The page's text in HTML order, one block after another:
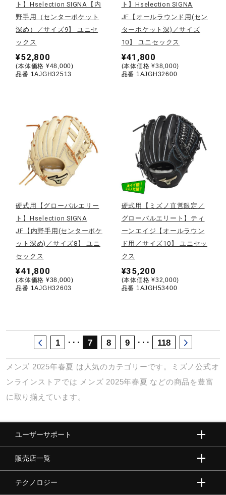
その他
取扱店一覧
ト】Hselection SIGNA【内
野手用（センターポケット
深め）／サイズ9】 ユニセ
ックス
¥52,800
(本体価格 ¥48,000)
品番 1AJGH32513
ト】Hselection SIGNA
JF【オールラウンド用(セン
ターポケット深)／サイズ
10】 ユニセックス
¥41,800
(本体価格 ¥38,000)
品番 1AJGH32600
硬式用【グローバルエリー
ト】Hselection SIGNA
JF【内野手用(センターポケ
ット深め)／サイズ8】 ユニ
セックス
¥41,800
(本体価格 ¥38,000)
品番 1AJGH32603
硬式用【ミズノ直営限定／
グローバルエリート】ティ
ーンエイジ【オールラウン
ド用／サイズ10】 ユニセッ
クス
¥35,200
(本体価格 ¥32,000)
品番 1AJGH53400
1 ･･･ 7 8 9 ･･･ 118
メンズ 2025年春夏 は人気のカテゴリーです。ミズノ公式オ
ンラインストアでは メンズ 2025年春夏 などの商品を豊富
に取り揃えています。
ユーザーサポート
販売店一覧
テクノロジー